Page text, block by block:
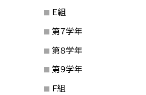
Ｅ組
第７学年
第８学年
第９学年
Ｆ組